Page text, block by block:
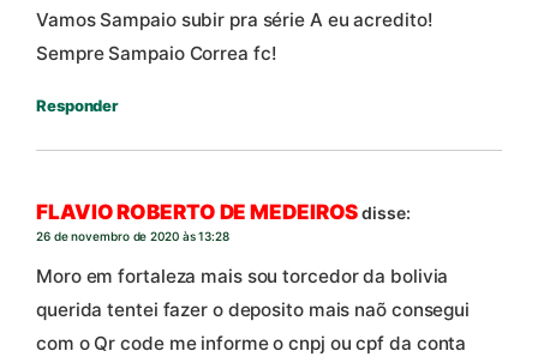
Vamos Sampaio subir pra série A eu acredito!
Sempre Sampaio Correa fc!
Responder
FLAVIO ROBERTO DE MEDEIROSdisse:
26 de novembro de 2020 às 13:28
Moro em fortaleza mais sou torcedor da bolivia
querida tentei fazer o deposito mais naõ consegui
com o Qr code me informe o cnpj ou cpf da conta